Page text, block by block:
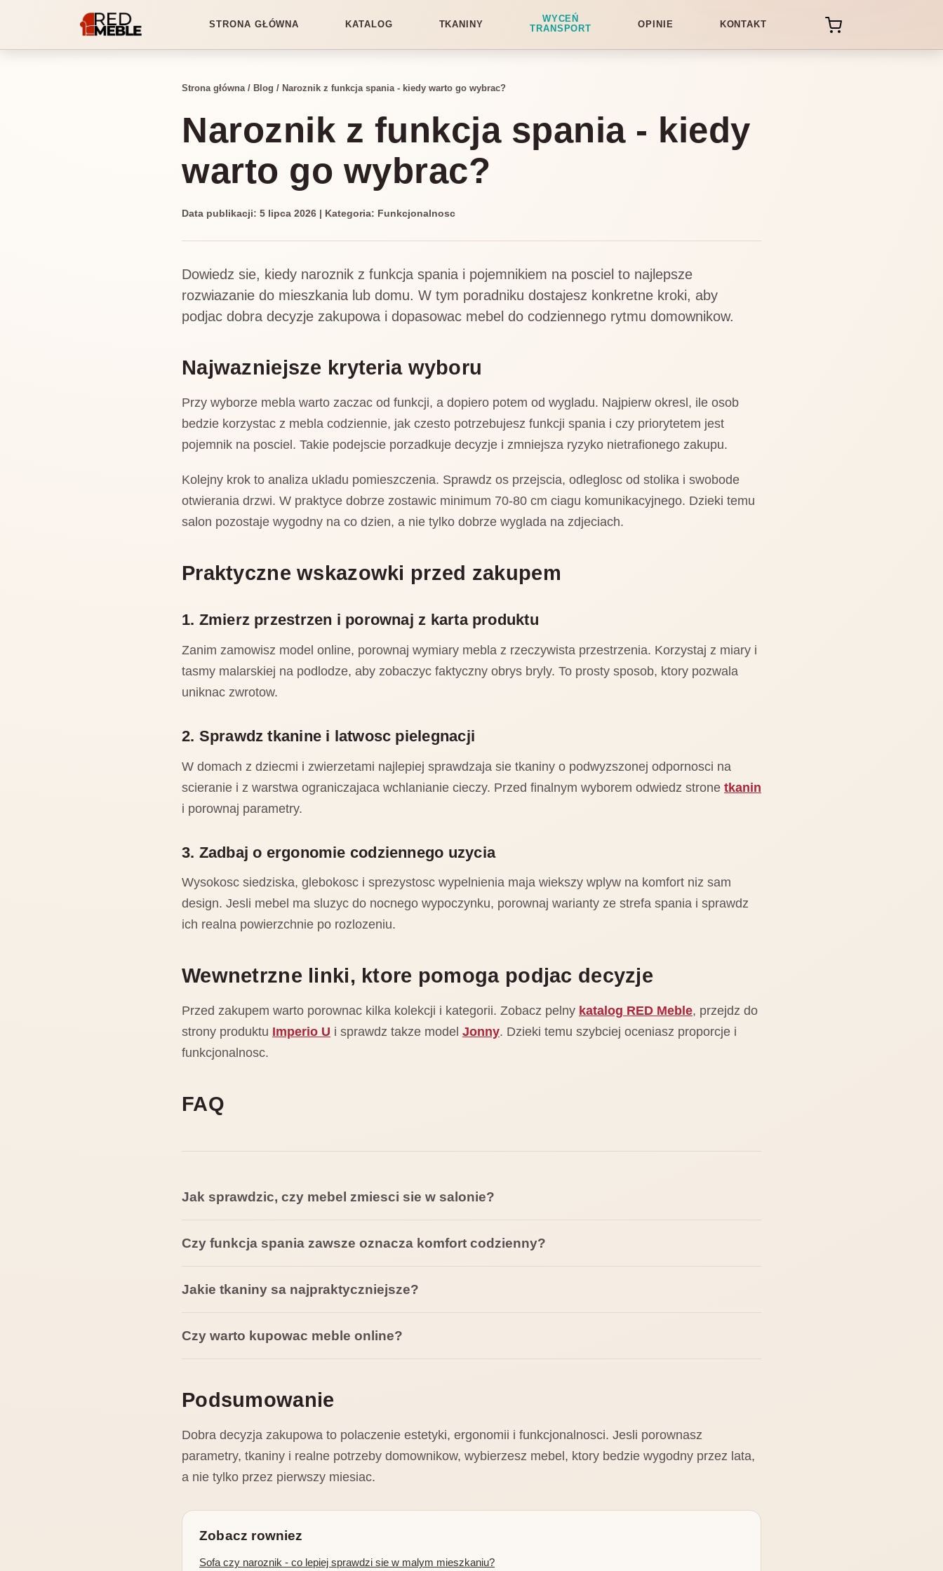
STRONA GŁÓWNA KATALOG TKANINY
WYCEŃ
TRANSPORT
OPINIE KONTAKT
Strona główna/ Blog / Naroznik z funkcja spania - kiedy warto go wybrac?
Naroznik z funkcja spania - kiedy
warto go wybrac?
Data publikacji: 5 lipca 2026 | Kategoria: Funkcjonalnosc
Dowiedz sie, kiedy naroznik z funkcja spania i pojemnikiem na posciel to najlepsze
rozwiazanie do mieszkania lub domu. W tym poradniku dostajesz konkretne kroki, aby
podjac dobra decyzje zakupowa i dopasowac mebel do codziennego rytmu domownikow.
Najwazniejsze kryteria wyboru
Przy wyborze mebla warto zaczac od funkcji, a dopiero potem od wygladu. Najpierw okresl, ile osob
bedzie korzystac z mebla codziennie, jak czesto potrzebujesz funkcji spania i czy priorytetem jest
pojemnik na posciel. Takie podejscie porzadkuje decyzje i zmniejsza ryzyko nietrafionego zakupu.
Kolejny krok to analiza ukladu pomieszczenia. Sprawdz os przejscia, odleglosc od stolika i swobode
otwierania drzwi. W praktyce dobrze zostawic minimum 70-80 cm ciagu komunikacyjnego. Dzieki temu
salon pozostaje wygodny na co dzien, a nie tylko dobrze wyglada na zdjeciach.
Praktyczne wskazowki przed zakupem
1. Zmierz przestrzen i porownaj z karta produktu
Zanim zamowisz model online, porownaj wymiary mebla z rzeczywista przestrzenia. Korzystaj z miary i
tasmy malarskiej na podlodze, aby zobaczyc faktyczny obrys bryly. To prosty sposob, ktory pozwala
uniknac zwrotow.
2. Sprawdz tkanine i latwosc pielegnacji
W domach z dziecmi i zwierzetami najlepiej sprawdzaja sie tkaniny o podwyzszonej odpornosci na
scieranie i z warstwa ograniczajaca wchlanianie cieczy. Przed finalnym wyborem odwiedz strone tkanin
i porownaj parametry.
3. Zadbaj o ergonomie codziennego uzycia
Wysokosc siedziska, glebokosc i sprezystosc wypelnienia maja wiekszy wplyw na komfort niz sam
design. Jesli mebel ma sluzyc do nocnego wypoczynku, porownaj warianty ze strefa spania i sprawdz
ich realna powierzchnie po rozlozeniu.
Wewnetrzne linki, ktore pomoga podjac decyzje
Przed zakupem warto porownac kilka kolekcji i kategorii. Zobacz pelny katalog RED Meble, przejdz do
strony produktu Imperio U i sprawdz takze model Jonny. Dzieki temu szybciej oceniasz proporcje i
funkcjonalnosc.
FAQ
Jak sprawdzic, czy mebel zmiesci sie w salonie?
Czy funkcja spania zawsze oznacza komfort codzienny?
Jakie tkaniny sa najpraktyczniejsze?
Czy warto kupowac meble online?
Podsumowanie
Dobra decyzja zakupowa to polaczenie estetyki, ergonomii i funkcjonalnosci. Jesli porownasz
parametry, tkaniny i realne potrzeby domownikow, wybierzesz mebel, ktory bedzie wygodny przez lata,
a nie tylko przez pierwszy miesiac.
Zobacz rowniez
Sofa czy naroznik - co lepiej sprawdzi sie w malym mieszkaniu?